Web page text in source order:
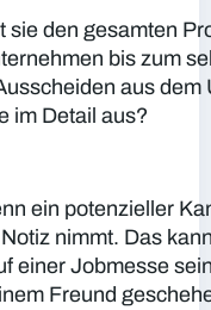
sie den gesamten
bis zum
aus dem
im Detail aus?
ein potenzieller
nimmt. Das
einer Jobmesse
Freund